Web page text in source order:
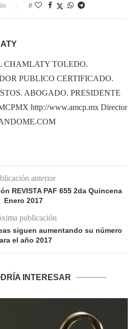
0
CHAMLATY TOLEDO.
PUBLICO CERTIFICADO.
ABOGADO. PRESIDENTE
http://www.amcp.mx Director
anterior
REVISTA PAF 655 2da Quincena
Enero 2017
publicación
siguen aumentando su número
el año 2017
INTERESAR